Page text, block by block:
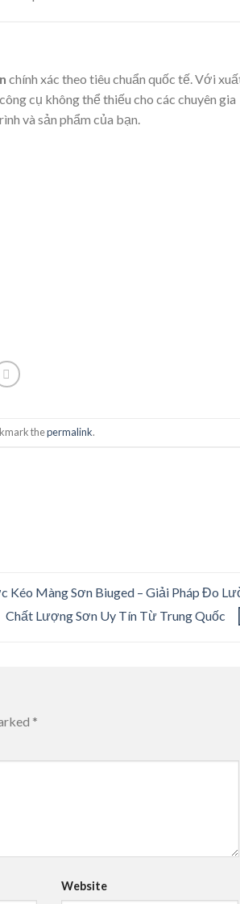
chính xác theo tiêu chuẩn quốc tế. Với
cụ không thể thiếu cho các chuyên gia
và sản phẩm của bạn.
thepermalink.
Kéo Màng Sơn Biuged – Giải Pháp Đo
Chất Lượng Sơn Uy Tín Từ Trung Quốc
*
Website